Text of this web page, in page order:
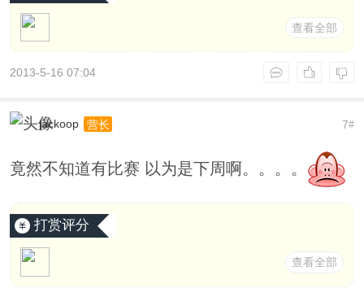
查看全部
2013-5-16 07:04
7#
jackoop 营长
竟然不知道有比赛 以为是下周啊。。。。
打赏评分
查看全部